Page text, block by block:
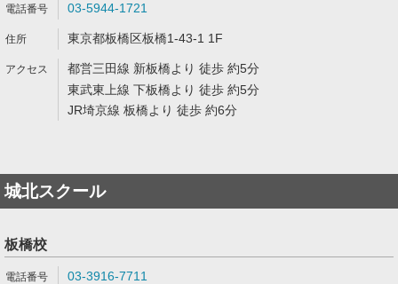
03-5944-1721
東京都板橋区板橋1-43-1 1F
都営三田線 新板橋より 徒歩 約5分
東武東上線 下板橋より 徒歩 約5分
JR埼京線 板橋より 徒歩 約6分
城北スクール
板橋校
03-3916-7711